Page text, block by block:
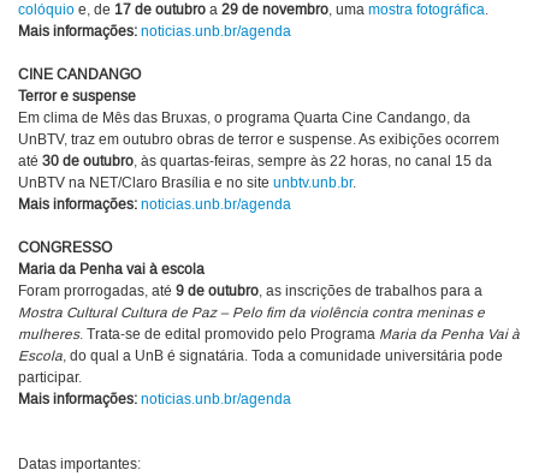
colóquio e, de 17 de outubro a 29 de novembro, uma mostra fotográfica.
Mais informações: noticias.unb.br/agenda
CINE CANDANGO
Terror e suspense
Em clima de Mês das Bruxas, o programa Quarta Cine Candango, da
UnBTV, traz em outubro obras de terror e suspense. As exibições ocorrem
até 30 de outubro, às quartas-feiras, sempre às 22 horas, no canal 15 da
UnBTV na NET/Claro Brasília e no site unbtv.unb.br.
Mais informações: noticias.unb.br/agenda
CONGRESSO
Maria da Penha vai à escola
Foram prorrogadas, até 9 de outubro, as inscrições de trabalhos para a
Mostra Cultural Cultura de Paz – Pelo fim da violência contra meninas e
mulheres. Trata-se de edital promovido pelo Programa Maria da Penha Vai à
Escola, do qual a UnB é signatária. Toda a comunidade universitária pode
participar.
Mais informações: noticias.unb.br/agenda
Datas importantes: